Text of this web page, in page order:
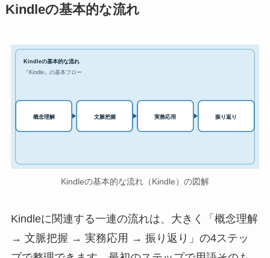
Kindleの基本的な流れ
Kindleの基本的な流れ
『Kindle』の基本フロー
概念理解 文脈把握 実務応用 振り返り
Kindleの基本的な流れ（Kindle）の図解
Kindleに関連する一連の流れは、大きく「概念理解
→ 文脈把握 → 実務応用 → 振り返り」の4ステッ